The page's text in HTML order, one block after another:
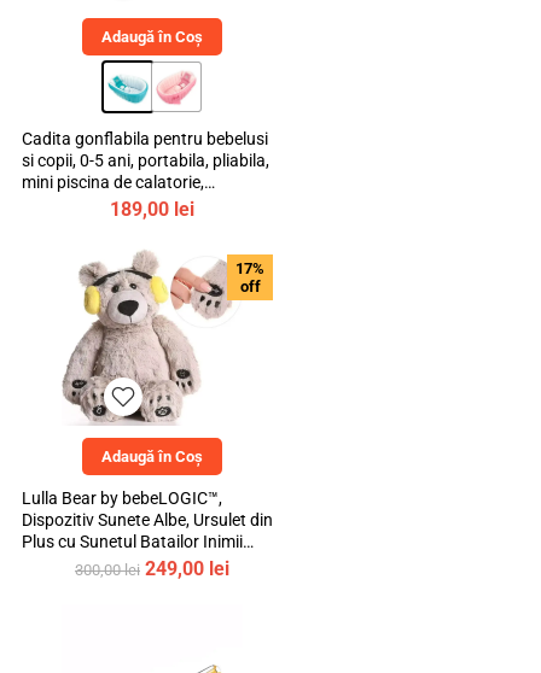
Adaugă în Coș
Cadita gonflabila pentru bebelusi
si copii, 0-5 ani, portabila, pliabila,
mini piscina de calatorie,
bebeLOGIC™189,00 lei
17%
off
Adaugă în Coș
Lulla Bear by bebeLOGIC™,
Dispozitiv Sunete Albe, Ursulet din
Plus cu Sunetul Batailor Inimii
Mamei si Cantece de Leagan
300,00lei Prețul
300,00 lei.
249,00 leiPrețul